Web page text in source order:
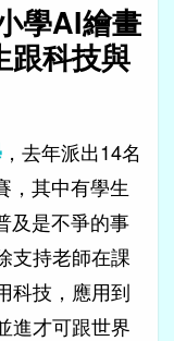
學AI繪畫
科技與
，去年派出14名
，其中有學生
及是不爭的事
支持老師在課
科技，應用到
進才可跟世界